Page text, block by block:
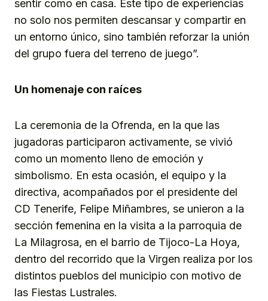
sentir como en casa. Este tipo de experiencias
no solo nos permiten descansar y compartir en
un entorno único, sino también reforzar la unión
del grupo fuera del terreno de juego”.
Un homenaje con raíces
La ceremonia de la Ofrenda, en la que las
jugadoras participaron activamente, se vivió
como un momento lleno de emoción y
simbolismo. En esta ocasión, el equipo y la
directiva, acompañados por el presidente del
CD Tenerife, Felipe Miñambres, se unieron a la
sección femenina en la visita a la parroquia de
La Milagrosa, en el barrio de Tijoco-La Hoya,
dentro del recorrido que la Virgen realiza por los
distintos pueblos del municipio con motivo de
las Fiestas Lustrales.